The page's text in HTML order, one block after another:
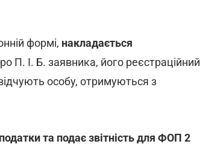
формі, накладається
П. І. Б. заявника, його реєстраційний
особу, отримуються з
та подає звітність для ФОП 2